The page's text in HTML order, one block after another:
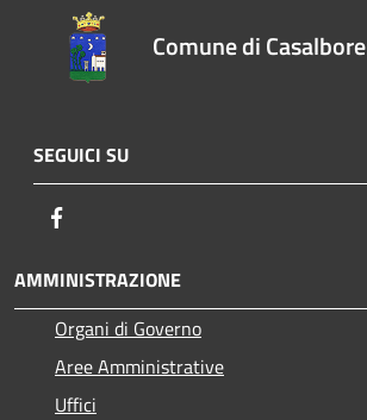
Comune di Casalbore
SEGUICI SU
AMMINISTRAZIONE
Organi di Governo
Aree Amministrative
Uffici